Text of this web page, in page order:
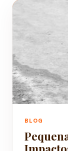
BLOG